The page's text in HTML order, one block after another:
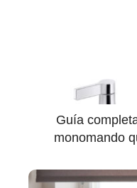
Guía
monomando